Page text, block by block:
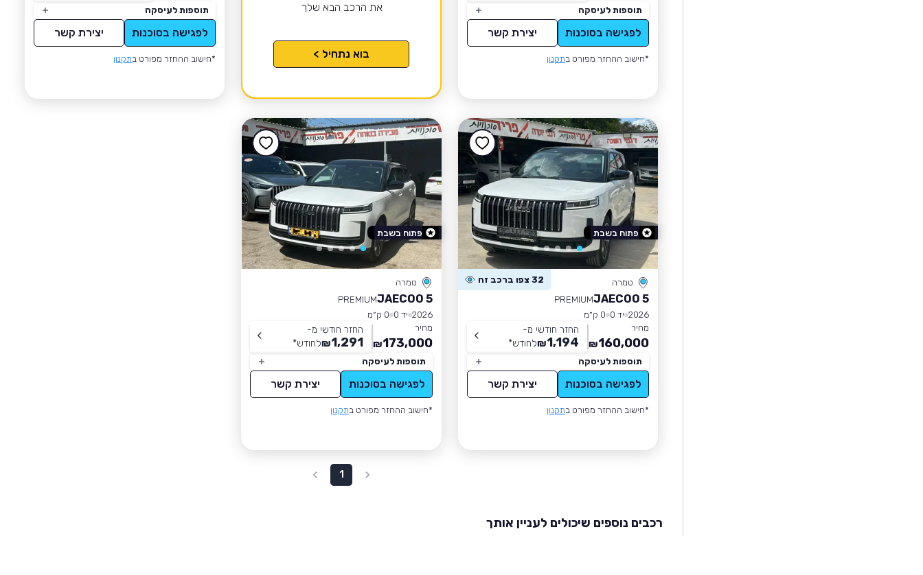
תוספות לעיסקה
לפגישה בסוכנות יצירת קשר
*חישוב ההחזר מפורט בתקנון
את הרכב הבא שלך
בוא נתחיל >
תוספות לעיסקה
לפגישה בסוכנות יצירת קשר
*חישוב ההחזר מפורט בתקנון
טמרה 32 צפו ברכב זה
JAECOO 5
PREMIUM
2026 יד 0
0 ק״מ
מחיר
160,000
₪
החזר חודשי מ-
1,194
₪לחודש*
תוספות לעיסקה
לפגישה בסוכנות יצירת קשר
*חישוב ההחזר מפורט בתקנון
פתוח בשבת
טמרה
JAECOO 5
PREMIUM
2026 יד 0
0 ק״מ
מחיר
173,000
₪
החזר חודשי מ-
1,291
₪לחודש*
תוספות לעיסקה
לפגישה בסוכנות יצירת קשר
*חישוב ההחזר מפורט בתקנון
פתוח בשבת
1
רכבים נוספים שיכולים לעניין אותך